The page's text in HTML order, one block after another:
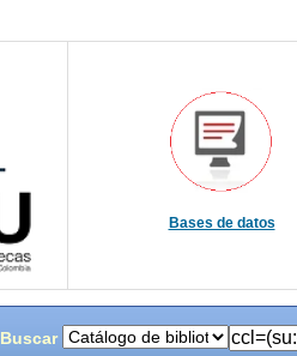
Bases de datos
Buscar